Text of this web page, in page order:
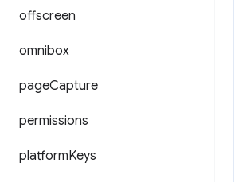
offscreen
omnibox
pageCapture
permissions
platformKeys